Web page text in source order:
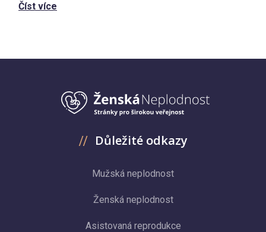
Číst více
Důležité odkazy
Mužská neplodnost
Ženská neplodnost
Asistovaná reprodukce